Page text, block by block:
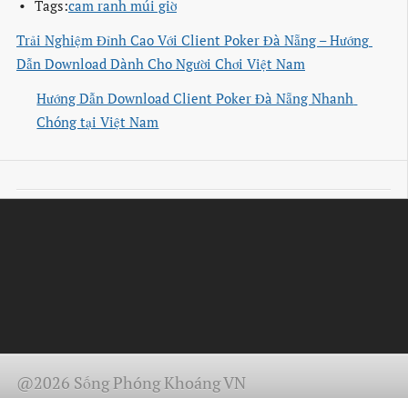
Tags:cam ranh múi giờ
Trải Nghiệm Đỉnh Cao Với Client Poker Đà Nẵng – Hướng
Dẫn Download Dành Cho Người Chơi Việt Nam
Hướng Dẫn Download Client Poker Đà Nẵng Nhanh
Chóng tại Việt Nam
@2026 Sống Phóng Khoáng VN